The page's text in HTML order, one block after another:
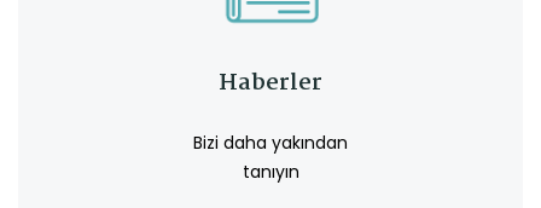
Haberler
Bizi daha yakından
tanıyın